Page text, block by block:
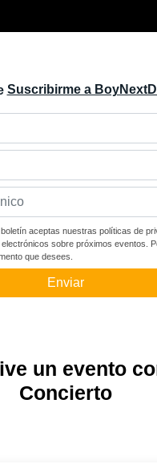
Suscribirme a
aceptas nuestras políticas de
sobre próximos eventos.
que desees.
Enviar
un evento
Concierto